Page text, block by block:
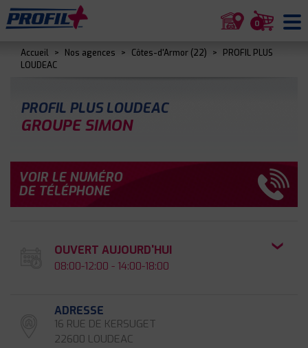
0
Accueil > Nos agences > Côtes-d'Armor (22) >
PROFIL PLUS
LOUDEAC
PROFIL PLUS LOUDEAC
GROUPE SIMON
VOIR LE NUMÉRO
DE TÉLÉPHONE
OUVERT AUJOURD'HUI
08:00-12:00 - 14:00-18:00
ADRESSE
16 RUE DE KERSUGET
22600 LOUDEAC